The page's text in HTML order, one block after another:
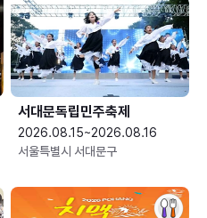
서대문독립민주축제
2026.08.15~2026.08.16
서울특별시 서대문구